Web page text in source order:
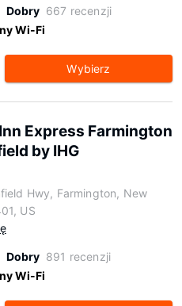
Dobry 667 recenzji
Wi-Fi
Wybierz
Express Farmington
by IHG
Hwy, Farmington, New
US
Dobry 891 recenzji
Wi-Fi